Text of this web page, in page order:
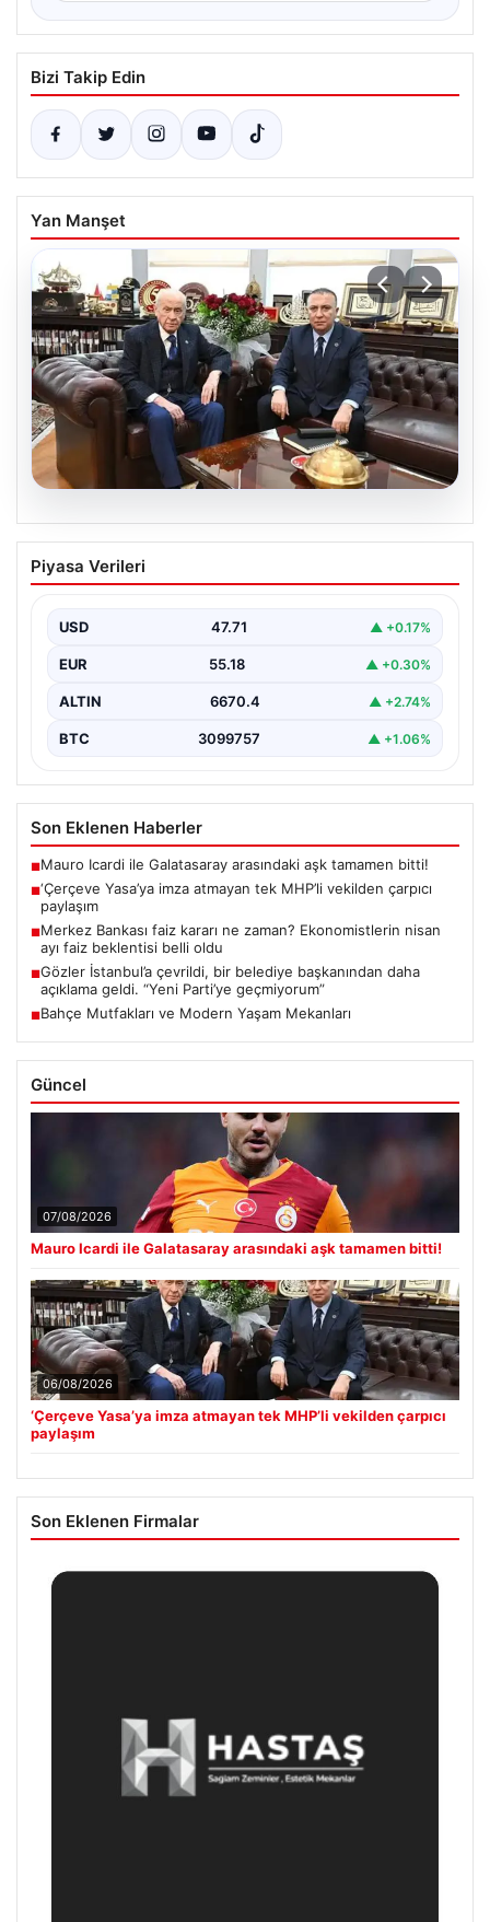
Bizi Takip Edin
Yan Manşet
06.08.2026
‘Çerçeve Yasa’ya imza atmayan tek
MHP’li vekilden çarpıcı paylaşım
Piyasa Verileri
USD 47.71 ▲ +0.17%
EUR 55.18 ▲ +0.30%
ALTIN 6670.4 ▲ +2.74%
BTC 3099757 ▲ +1.06%
Son Eklenen Haberler
■Mauro Icardi ile Galatasaray arasındaki aşk tamamen bitti!
■‘Çerçeve Yasa’ya imza atmayan tek MHP’li vekilden çarpıcı
paylaşım
■Merkez Bankası faiz kararı ne zaman? Ekonomistlerin nisan
ayı faiz beklentisi belli oldu
■Gözler İstanbul’a çevrildi, bir belediye başkanından daha
açıklama geldi. “Yeni Parti’ye geçmiyorum”
■Bahçe Mutfakları ve Modern Yaşam Mekanları
Güncel
07/08/2026
Mauro Icardi ile Galatasaray arasındaki aşk tamamen bitti!
06/08/2026
‘Çerçeve Yasa’ya imza atmayan tek MHP’li vekilden çarpıcı
paylaşım
Son Eklenen Firmalar